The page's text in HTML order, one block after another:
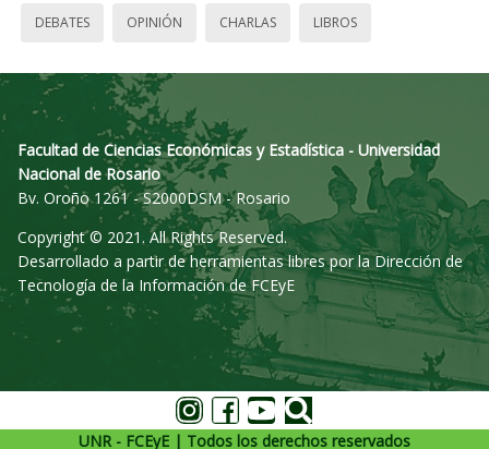
DEBATES OPINIÓN CHARLAS LIBROS
Facultad de Ciencias Económicas y Estadística - Universidad
Nacional de Rosario
Bv. Oroño 1261 - S2000DSM - Rosario
Copyright © 2021. All Rights Reserved.
Desarrollado a partir de herramientas libres por la Dirección de
Tecnología de la Información de FCEyE
UNR - FCEyE | Todos los derechos reservados